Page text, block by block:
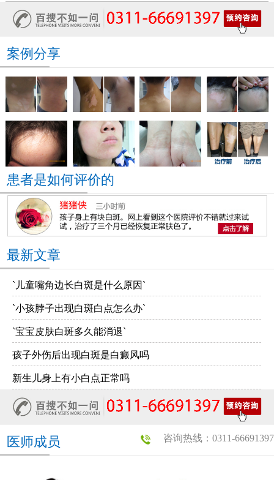
案例分享
患者是如何评价的
最新文章
`儿童嘴角边长白斑是什么原因`
`小孩脖子出现白斑白点怎么办`
`宝宝皮肤白斑多久能消退`
孩子外伤后出现白斑是白癜风吗
新生儿身上有小白点正常吗
咨询热线：0311-66691397
医师成员